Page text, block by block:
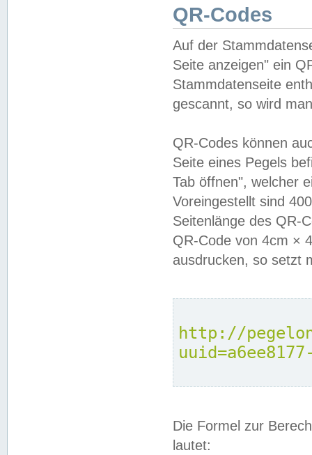
QR-Codes
Auf der
Seite anzeigen" ein
Stammdatenseite
gescannt, so wird
QR-Codes können
Seite eines Pegels
Tab öffnen", welcher
Voreingestellt sind
Seitenlänge des QR-
QR-Code von 4cm ×
ausdrucken, so setzt
http://
Die Formel zur
lautet: